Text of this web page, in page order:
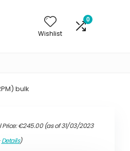
Wishlist
0
bulk
Price:€245.00(as of 31/03/2023
Details)